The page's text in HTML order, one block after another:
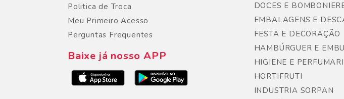
Politica de Troca
Meu Primeiro Acesso
Perguntas Frequentes
Baixe já nosso APP
DOCES E
EMBALAGENS E
FESTA E DECORAÇÃO
HAMBÚRGUER E
HIGIENE E
HORTIFRUTI
INDUSTRIA SORPAN